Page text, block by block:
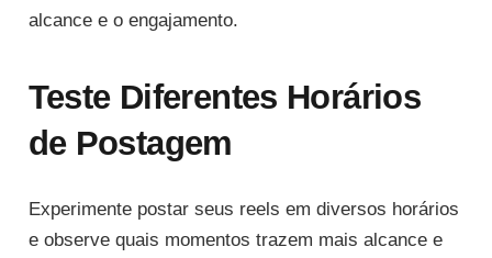
alcance e o engajamento.
Teste Diferentes Horários
de Postagem
Experimente postar seus reels em diversos horários
e observe quais momentos trazem mais alcance e